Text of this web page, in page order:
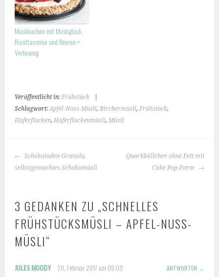
Müslikuchen mit Müsliglück,
Ricottacreme und Beeren +
Verlosung
Veröffentlicht in: Frühstück
Schlagwort:Apfel-Nuss-Müsli, Birchermüsli, Frühstück,
Haferflocken, Haferflockenmüsli, Müsli
BEITRAGS-
NAVIGATION
Schokoladen-Granola,
selbstgemachtes Schokomüsli
Quarkbällchen ohne Fett mit
Cake Pop-Form
3 GEDANKEN ZU „SCHNELLES
FRÜHSTÜCKSMÜSLI – APFEL-NUSS-
MÜSLI“
JULES MOODY 20. Februar 2017 um 08:09 ANTWORTEN